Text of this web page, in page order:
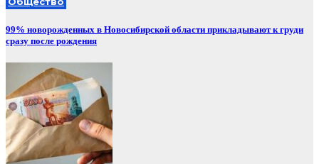
99% новорожденных в Новосибирской области прикладывают к груди
сразу после рождения